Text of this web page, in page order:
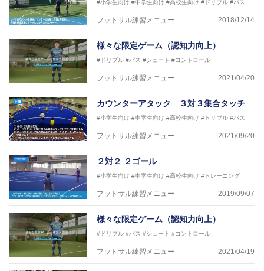
協会公認フットサルB級ライセンス
#小学生向け #中学生向け #高校生向け #ドリブル #パス
フットサル練習メニュー 2018/12/14
様々な限定ゲーム（認知力向上）
#ドリブル #パス #シュート #コントロール
フットサル練習メニュー 2021/04/20
カウンターアタック ３対３集合タッチ
#小学生向け #中学生向け #高校生向け #ドリブル #パス
フットサル練習メニュー 2021/09/20
２対２ ２ゴール
#小学生向け #中学生向け #高校生向け #トレーニング
フットサル練習メニュー 2019/09/07
様々な限定ゲーム（認知力向上）
#ドリブル #パス #シュート #コントロール
フットサル練習メニュー 2021/04/19